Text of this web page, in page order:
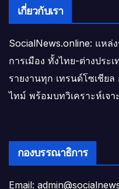
เกี่ยวกับเรา
SocialNews.online: แหล่
การเมือง ทั้งไทย-ต่างประ
รายงานทุก เทรนด์โซเชียล
ไทม์ พร้อมบทวิเคราะห์เจา
กองบรรณาธิการ
Email: